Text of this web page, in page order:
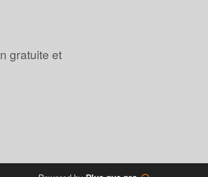
gratuite et